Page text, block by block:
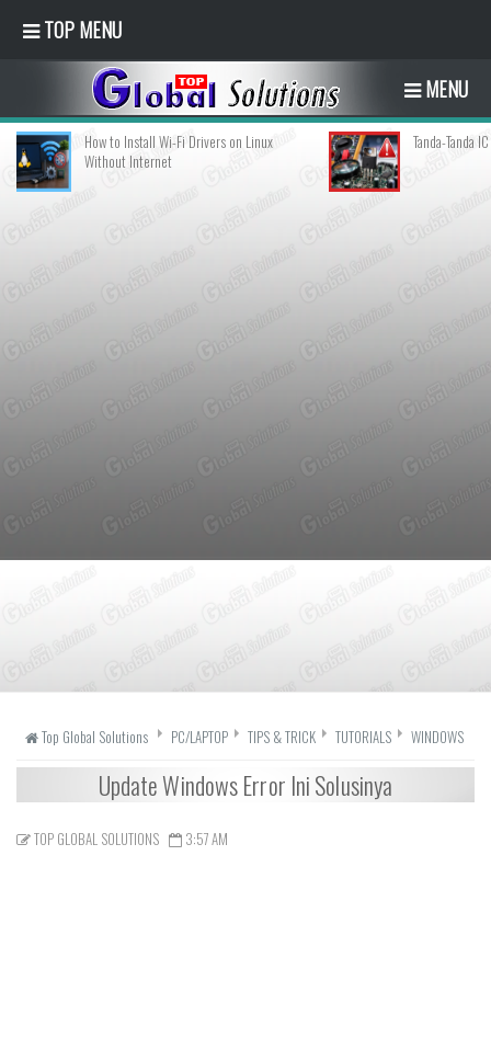
TOP MENU
MENU
to Install Wi-Fi Drivers on Linux
Internet
Tanda-Tanda IC Regulator
Top Global Solutions PC/LAPTOP TIPS & TRICK TUTORIALS WINDOWS
Update Windows Error Ini Solusinya
TOP GLOBAL SOLUTIONS 3:57 AM